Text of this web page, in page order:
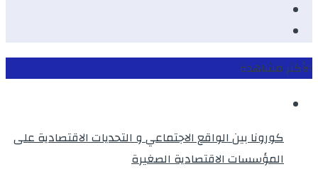
الأكثر مشاهدة
كورونا بين الواقع الاجتماعي و التحديات الاقتصادية على
المؤسسات الاقتصادية الصغيرة